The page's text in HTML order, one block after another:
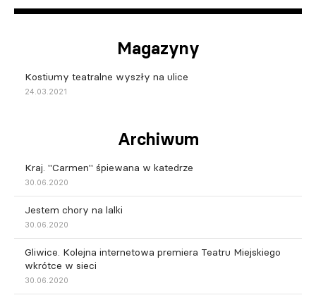
Magazyny
Kostiumy teatralne wyszły na ulice
24.03.2021
Archiwum
Kraj. "Carmen" śpiewana w katedrze
30.06.2020
Jestem chory na lalki
30.06.2020
Gliwice. Kolejna internetowa premiera Teatru Miejskiego
wkrótce w sieci
30.06.2020